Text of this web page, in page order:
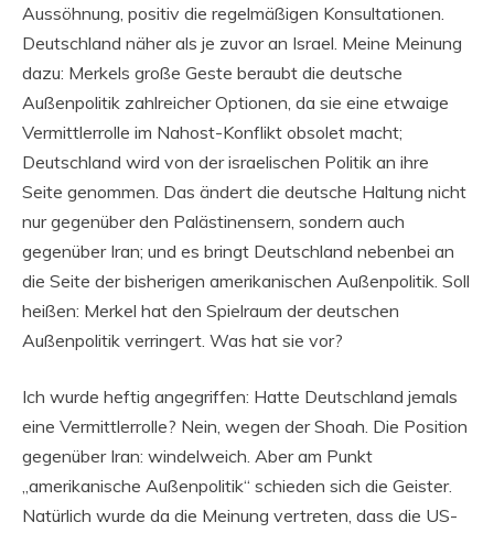
Aussöhnung, positiv die regelmäßigen Konsultationen.
Deutschland näher als je zuvor an Israel. Meine Meinung
dazu: Merkels große Geste beraubt die deutsche
Außenpolitik zahlreicher Optionen, da sie eine etwaige
Vermittlerrolle im Nahost-Konflikt obsolet macht;
Deutschland wird von der israelischen Politik an ihre
Seite genommen. Das ändert die deutsche Haltung nicht
nur gegenüber den Palästinensern, sondern auch
gegenüber Iran; und es bringt Deutschland nebenbei an
die Seite der bisherigen amerikanischen Außenpolitik. Soll
heißen: Merkel hat den Spielraum der deutschen
Außenpolitik verringert. Was hat sie vor?
Ich wurde heftig angegriffen: Hatte Deutschland jemals
eine Vermittlerrolle? Nein, wegen der Shoah. Die Position
gegenüber Iran: windelweich. Aber am Punkt
„amerikanische Außenpolitik“ schieden sich die Geister.
Natürlich wurde da die Meinung vertreten, dass die US-